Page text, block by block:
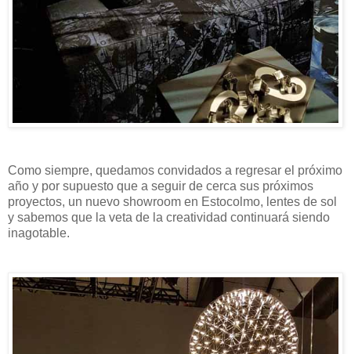
Como siempre, quedamos convidados a regresar el próximo
año y por supuesto que a seguir de cerca sus próximos
proyectos, un nuevo showroom en Estocolmo, lentes de sol
y sabemos que la veta de la creatividad continuará siendo
inagotable.